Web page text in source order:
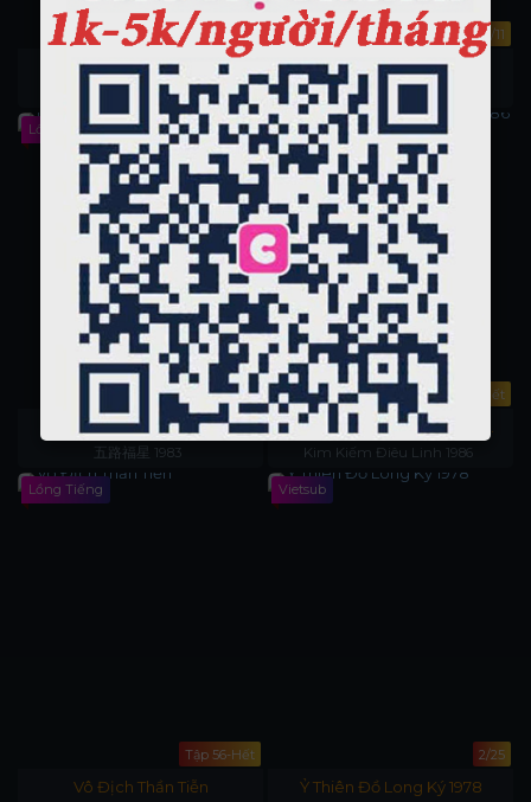
6/6
Tiểu Lý Phi Đao 1982
小李飞刀 1982
DVD 11/11
Thần Điêu Đại Hiệp 1984
Return Of Condor Heroes
Lồng Tiếng
45/45
Ngũ Lộ Phúc Tinh 1983
五路福星 1983
Lồng Tiếng
Tập 34-Hết
Xác Chết Loạn Giang Hồ
1986
Kim Kiếm Điêu Linh 1986
Lồng Tiếng
Tập 56-Hết
Vô Địch Thần Tiễn
Vietsub
2/25
Ỷ Thiên Đồ Long Ký 1978